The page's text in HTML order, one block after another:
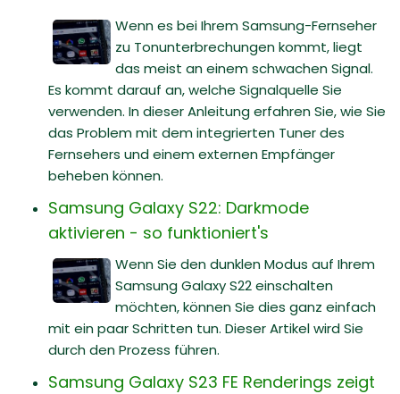
Wenn es bei Ihrem Samsung-Fernseher
zu Tonunterbrechungen kommt, liegt
das meist an einem schwachen Signal.
Es kommt darauf an, welche Signalquelle Sie
verwenden. In dieser Anleitung erfahren Sie, wie Sie
das Problem mit dem integrierten Tuner des
Fernsehers und einem externen Empfänger
beheben können.
Samsung Galaxy S22: Darkmode
aktivieren - so funktioniert's
Wenn Sie den dunklen Modus auf Ihrem
Samsung Galaxy S22 einschalten
möchten, können Sie dies ganz einfach
mit ein paar Schritten tun. Dieser Artikel wird Sie
durch den Prozess führen.
Samsung Galaxy S23 FE Renderings zeigt